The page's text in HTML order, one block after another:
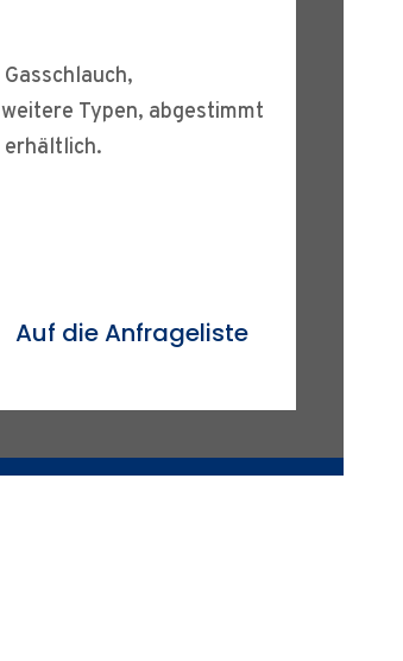
Typen, abgestimmt
erhältlich.
Auf die Anfrageliste